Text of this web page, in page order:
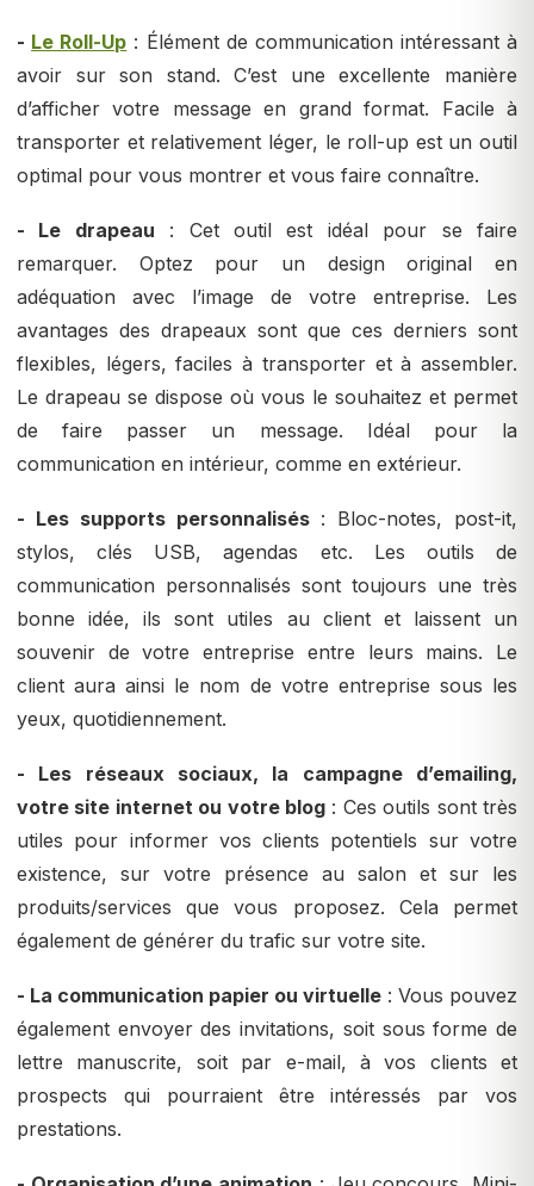
- Le Roll-Up : Élément de communication intéressant à
avoir sur son stand. C’est une excellente manière
d’afficher votre message en grand format. Facile à
transporter et relativement léger, le roll-up est un outil
optimal pour vous montrer et vous faire connaître.
- Le drapeau : Cet outil est idéal pour se faire
remarquer. Optez pour un design original en
adéquation avec l’image de votre entreprise. Les
avantages des drapeaux sont que ces derniers sont
flexibles, légers, faciles à transporter et à assembler.
Le drapeau se dispose où vous le souhaitez et permet
de faire passer un message. Idéal pour la
communication en intérieur, comme en extérieur.
- Les supports personnalisés: Bloc-notes, post-it,
stylos, clés USB, agendas etc. Les outils de
communication personnalisés sont toujours une très
bonne idée, ils sont utiles au client et laissent un
souvenir de votre entreprise entre leurs mains. Le
client aura ainsi le nom de votre entreprise sous les
yeux, quotidiennement.
- Les réseaux sociaux, la campagne d’emailing,
votre site internet ou votre blog : Ces outils sont très
utiles pour informer vos clients potentiels sur votre
existence, sur votre présence au salon et sur les
produits/services que vous proposez. Cela permet
également de générer du trafic sur votre site.
- La communication papier ou virtuelle : Vous pouvez
également envoyer des invitations, soit sous forme de
lettre manuscrite, soit par e-mail, à vos clients et
prospects qui pourraient être intéressés par vos
prestations.